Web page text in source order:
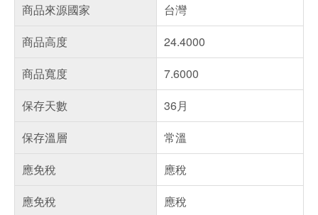
商品來源國家
台灣
商品高度
24.4000
商品寬度
7.6000
保存天數
36月
保存溫層
常溫
應免稅
應稅
應免稅
應稅